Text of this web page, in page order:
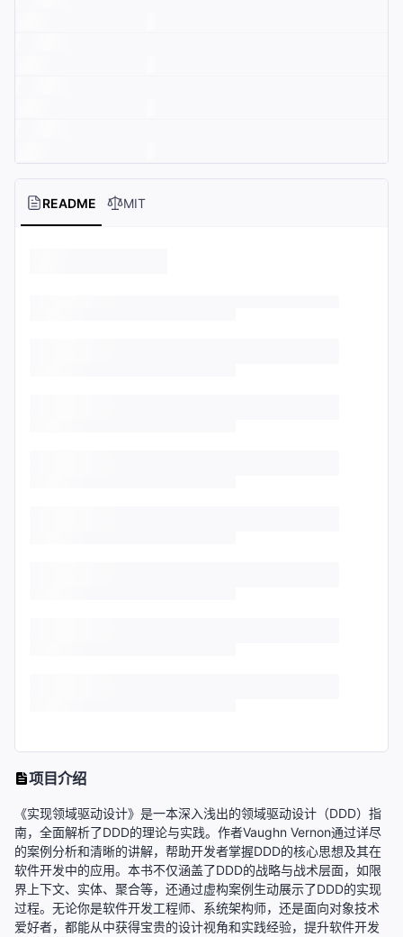
README MIT
项目介绍
《实现领域驱动设计》是一本深入浅出的领域驱动设计（DDD）指
南，全面解析了DDD的理论与实践。作者Vaughn Vernon通过详尽
的案例分析和清晰的讲解，帮助开发者掌握DDD的核心思想及其在
软件开发中的应用。本书不仅涵盖了DDD的战略与战术层面，如限
界上下文、实体、聚合等，还通过虚构案例生动展示了DDD的实现
过程。无论你是软件开发工程师、系统架构师，还是面向对象技术
爱好者，都能从中获得宝贵的设计视角和实践经验，提升软件开发